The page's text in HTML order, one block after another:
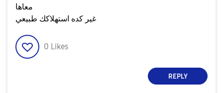
معاها
غير كده استهلاكك طبيعي
0 Likes
REPLY